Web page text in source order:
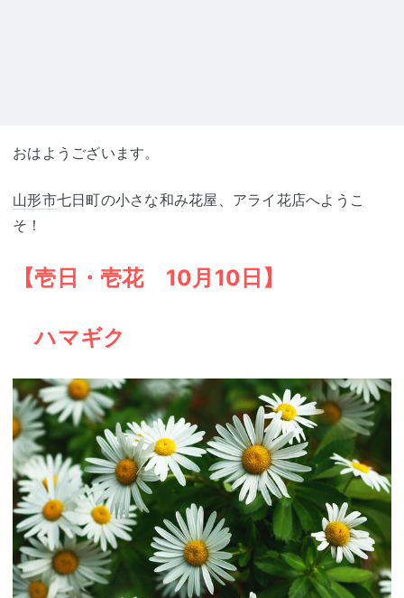
おはようございます。
山形市七日町の小さな和み花屋、アライ花店へようこ
そ！
【壱日・壱花 10月10日】
ハマギク